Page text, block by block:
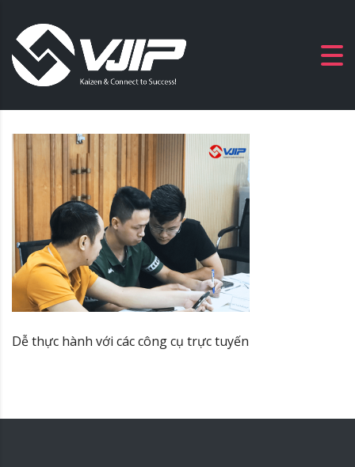
Dễ thực hành với các công cụ trực tuyến